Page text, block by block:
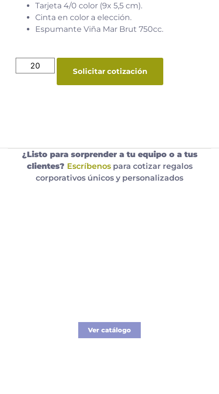
Tarjeta 4/0 color (9x 5,5 cm).
Cinta en color a elección.
Espumante Viña Mar Brut 750cc.
Solicitar cotización
¿Listo para sorprender a tu equipo o a tus
clientes? Escríbenospara cotizar regalos
corporativos únicos y personalizados
Ver catálogo